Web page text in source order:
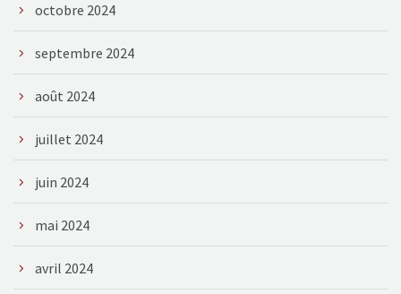
octobre 2024
septembre 2024
août 2024
juillet 2024
juin 2024
mai 2024
avril 2024